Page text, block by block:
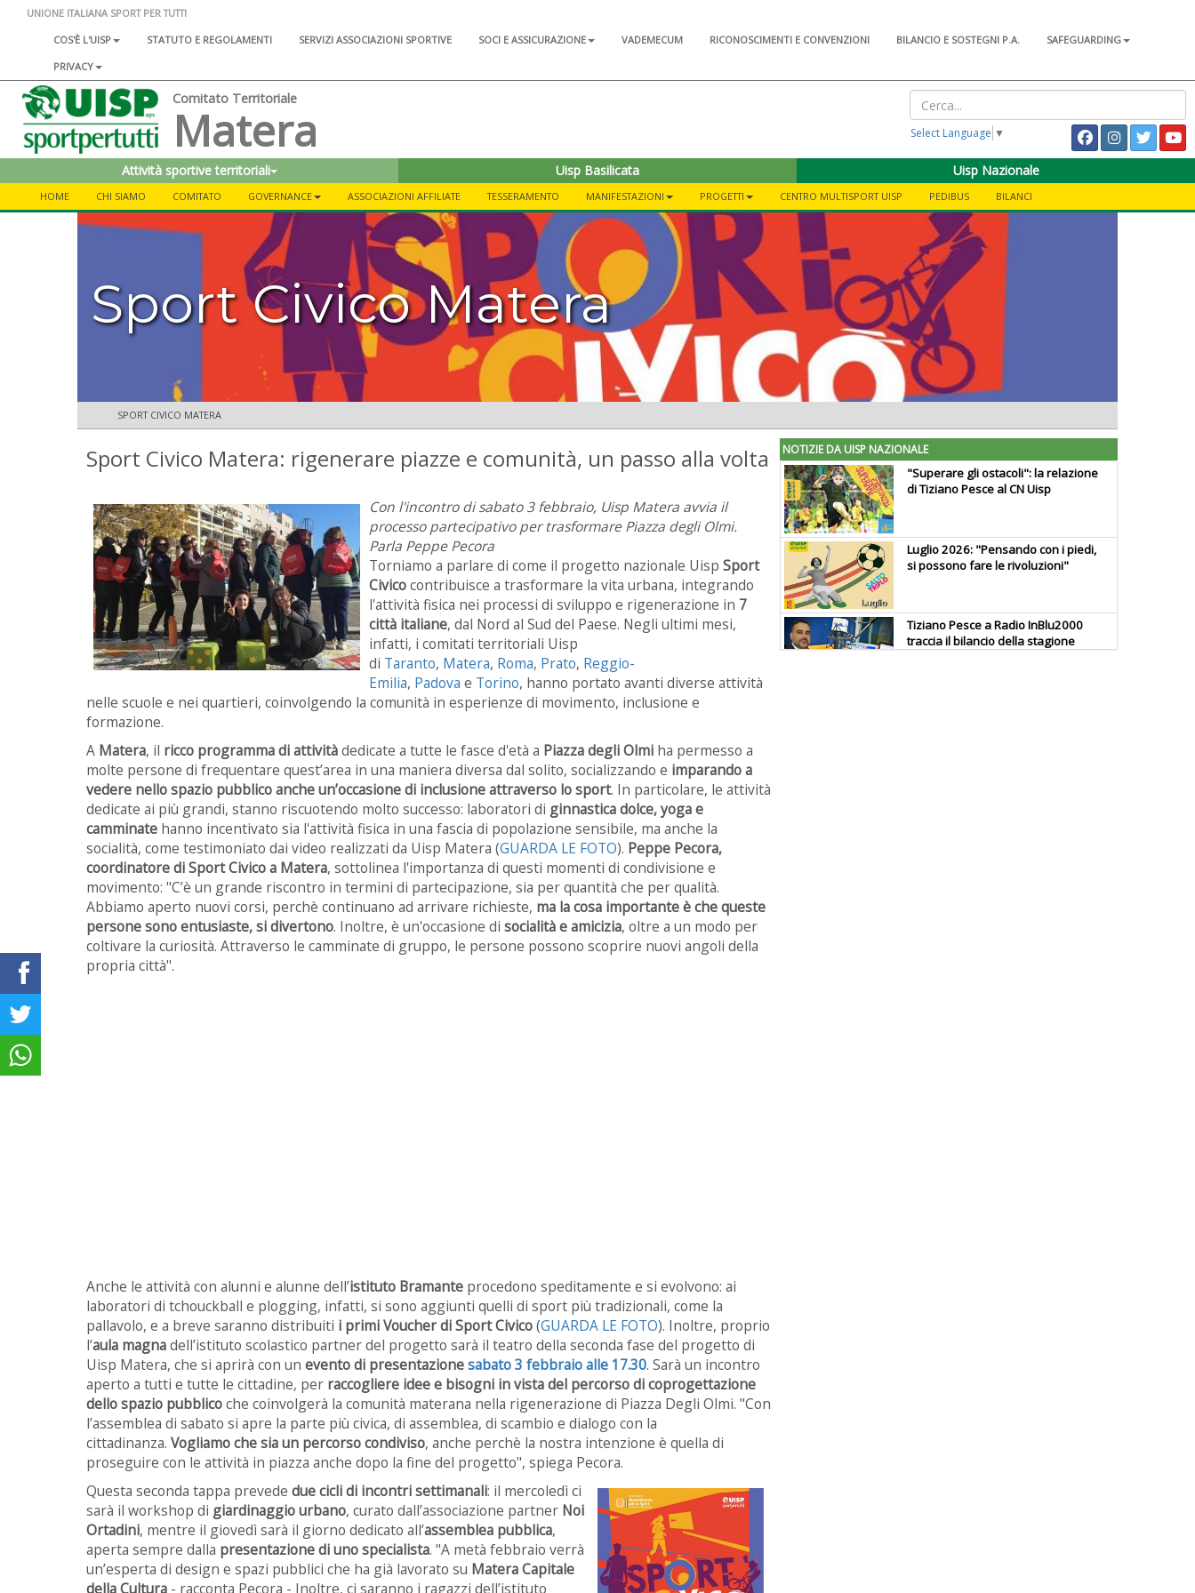
UNIONE ITALIANA SPORT PER TUTTI
COS'È L'UISP
STATUTO E REGOLAMENTI SERVIZI ASSOCIAZIONI SPORTIVE SOCI E ASSICURAZIONE VADEMECUM RICONOSCIMENTI E CONVENZIONI BILANCIO E SOSTEGNI P.A.
SAFEGUARDING
PRIVACY
Comitato Territoriale
Matera Select Language ▼
Attività sportive territoriali Uisp Basilicata Uisp Nazionale
HOME CHI SIAMO COMITATO GOVERNANCE ASSOCIAZIONI AFFILIATE TESSERAMENTO MANIFESTAZIONI PROGETTI CENTRO MULTISPORT UISP PEDIBUS BILANCI
Sport Civico Matera
SPORT CIVICO MATERA
Sport Civico Matera: rigenerare piazze e comunità, un passo alla volta
Con l'incontro di sabato 3 febbraio, Uisp Matera avvia il
processo partecipativo per trasformare Piazza degli Olmi.
Parla Peppe Pecora
Torniamo a parlare di come il progetto nazionale Uisp Sport
Civicocontribuisce a trasformare la vita urbana, integrando
l'attività fisica nei processi di sviluppo e rigenerazione in 7
città italiane, dal Nord al Sud del Paese. Negli ultimi mesi,
infatti, i comitati territoriali Uisp
di Taranto, Matera, Roma, Prato, Reggio-
Emilia, Padova e Torino, hanno portato avanti diverse attività
nelle scuole e nei quartieri, coinvolgendo la comunità in esperienze di movimento, inclusione e
formazione.
A Matera, il ricco programma di attivitàdedicate a tutte le fasce d'età a Piazza degli Olmi ha permesso a
molte persone di frequentare quest’area in una maniera diversa dal solito, socializzando e imparando a
vedere nello spazio pubblico anche un’occasione di inclusione attraverso lo sport. In particolare, le attività
dedicate ai più grandi, stanno riscuotendo molto successo: laboratori di ginnastica dolce, yoga e
camminate hanno incentivato sia l'attività fisica in una fascia di popolazione sensibile, ma anche la
socialità, come testimoniato dai video realizzati da Uisp Matera (GUARDA LE FOTO). Peppe Pecora,
coordinatore di Sport Civico a Matera, sottolinea l'importanza di questi momenti di condivisione e
movimento: "C’è un grande riscontro in termini di partecipazione, sia per quantità che per qualità.
Abbiamo aperto nuovi corsi, perchè continuano ad arrivare richieste, ma la cosa importante è che queste
persone sono entusiaste, si divertono. Inoltre, è un'occasione di socialità e amicizia, oltre a un modo per
coltivare la curiosità. Attraverso le camminate di gruppo, le persone possono scoprire nuovi angoli della
propria città".
Anche le attività con alunni e alunne dell’istituto Bramante procedono speditamente e si evolvono: ai
laboratori di tchouckball e plogging, infatti, si sono aggiunti quelli di sport più tradizionali, come la
pallavolo, e a breve saranno distribuiti i primi Voucher di Sport Civico(GUARDA LE FOTO). Inoltre, proprio
l’aula magnadell’istituto scolastico partner del progetto sarà il teatro della seconda fase del progetto di
Uisp Matera, che si aprirà con un evento di presentazionesabato 3 febbraio alle 17.30. Sarà un incontro
aperto a tutti e tutte le cittadine, per raccogliere idee e bisogni in vista del percorso di coprogettazione
dello spazio pubblicoche coinvolgerà la comunità materana nella rigenerazione di Piazza Degli Olmi. "Con
l’assemblea di sabato si apre la parte più civica, di assemblea, di scambio e dialogo con la
cittadinanza. Vogliamo che sia un percorso condiviso, anche perchè la nostra intenzione è quella di
proseguire con le attività in piazza anche dopo la fine del progetto", spiega Pecora.
Questa seconda tappa prevede due cicli di incontri settimanali: il mercoledì ci
sarà il workshop di giardinaggio urbano, curato dall’associazione partner Noi
Ortadini, mentre il giovedì sarà il giorno dedicato all’assemblea pubblica,
aperta sempre dalla presentazione di uno specialista. "A metà febbraio verrà
un’esperta di design e spazi pubblici che ha già lavorato su Matera Capitale
della Cultura - racconta Pecora - Inoltre, ci saranno i ragazzi dell’istituto
NOTIZIE DA UISP NAZIONALE
"Superare gli ostacoli": la relazione
di Tiziano Pesce al CN Uisp
Luglio 2026: "Pensando con i piedi,
si possono fare le rivoluzioni"
Tiziano Pesce a Radio InBlu2000
traccia il bilancio della stagione